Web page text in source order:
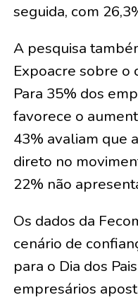
seguida, com
A pesquisa
Expoacre sobre o
Para 35% dos
favorece o
43% avaliam que
direto no
22% não
Os dados da
cenário de
para o Dia dos
empresários